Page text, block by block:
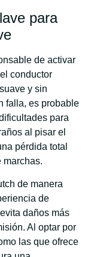
para
de activar
conductor
y sin
falla, es probable
para
al pisar el
pérdida total
marchas.
de manera
de
daños más
Al optar por
las que ofrece